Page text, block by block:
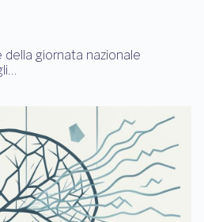
giornata nazionale